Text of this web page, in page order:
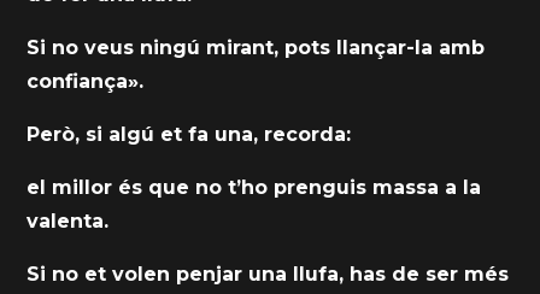
Si no veus ningú mirant, pots llançar-la amb
confiança».
Però, si algú et fa una, recorda:
el millor és que no t’ho prenguis massa a la
valenta.
Si no et volen penjar una llufa, has de ser més